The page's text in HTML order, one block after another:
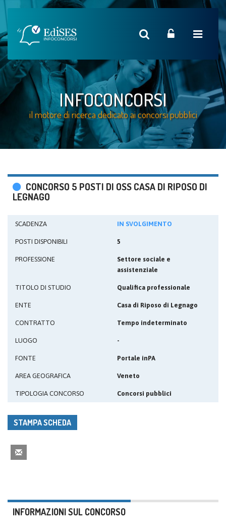
INFOCONCORSI
il motore di ricerca dedicato ai concorsi pubblici
CONCORSO 5 POSTI DI OSS CASA DI RIPOSO DI
LEGNAGO
SCADENZA IN SVOLGIMENTO
POSTI DISPONIBILI 5
PROFESSIONE
Settore sociale e
assistenziale
TITOLO DI STUDIO Qualifica professionale
ENTE Casa di Riposo di Legnago
CONTRATTO Tempo indeterminato
LUOGO -
FONTE Portale inPA
AREA GEOGRAFICA Veneto
TIPOLOGIA CONCORSO Concorsi pubblici
STAMPA SCHEDA
INFORMAZIONI SUL CONCORSO